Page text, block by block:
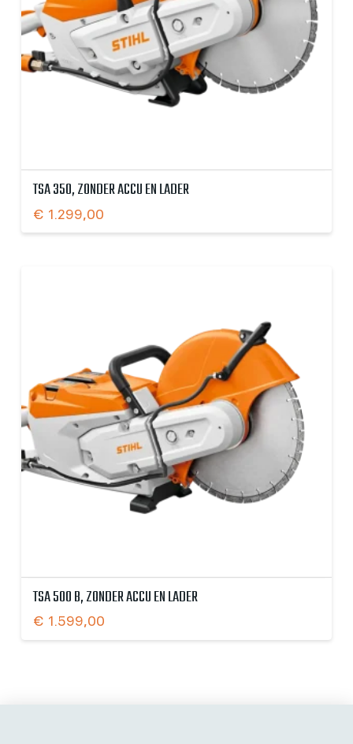
TSA 350, ZONDER ACCU EN LADER
€ 1.299,00
TSA 500 B, ZONDER ACCU EN LADER
€ 1.599,00